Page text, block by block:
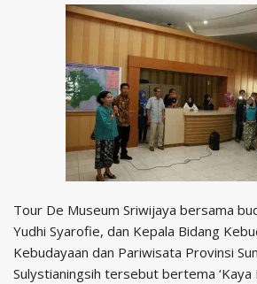
Tour De Museum Sriwijaya bersama
Yudhi Syarofie, dan Kepala Bidang
Kebudayaan dan Pariwisata Provinsi
Sulystianingsih tersebut bertema ‘Kaya